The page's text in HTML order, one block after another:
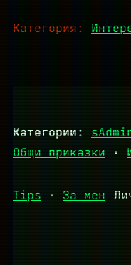
Категория:
Категории:
Общи приказки ·
Tips · За мен